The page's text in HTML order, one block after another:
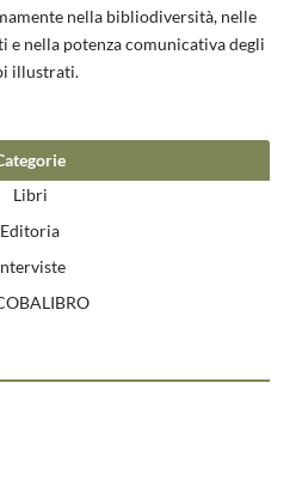
nella bibliodiversità, nelle
nella potenza comunicativa degli
illustrati.
Libri
Editoria